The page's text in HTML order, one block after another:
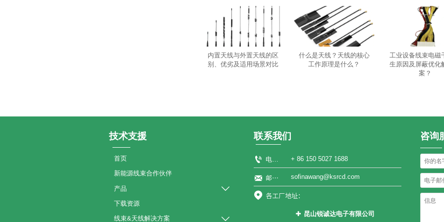
内置天线与外置天线的区
别、优劣及适用场景对比
什么是天线？天线的核心
工作原理是什么？
工业设备线束电磁
生原因及屏蔽优化
案？
技术支援
首页
新能源线束合作伙伴
产品 
下载资源
线束&天线解决方案 
联系我们
 电话： + 86 150 5027 1688
 邮箱： sofinawang@ksrcd.com
 各工厂地址：
 昆山锐诚达电子有限公司
咨询